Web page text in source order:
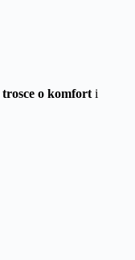
trosce o komfort i